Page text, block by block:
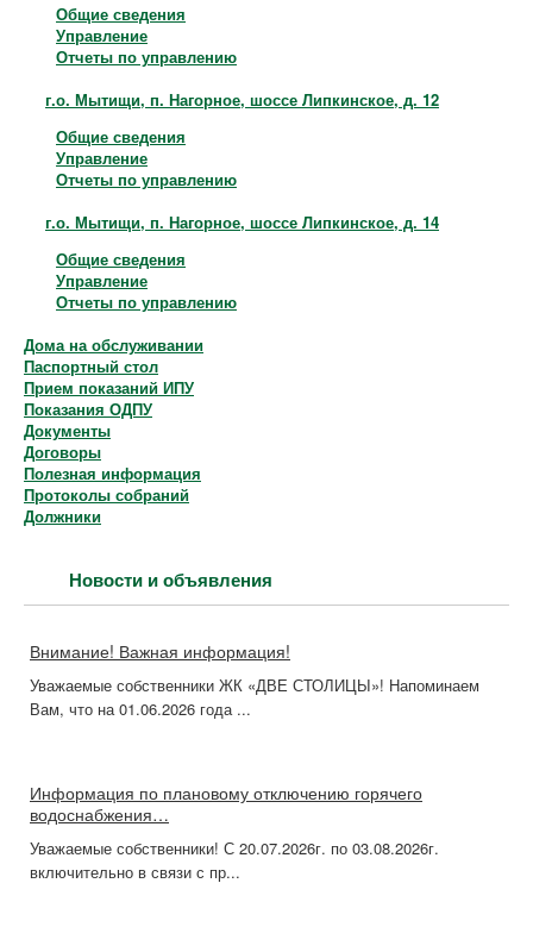
Общие сведения
Управление
Отчеты по управлению
г.о. Мытищи, п. Нагорное, шоссе Липкинское, д. 12
Общие сведения
Управление
Отчеты по управлению
г.о. Мытищи, п. Нагорное, шоссе Липкинское, д. 14
Общие сведения
Управление
Отчеты по управлению
Дома на обслуживании
Паспортный стол
Прием показаний ИПУ
Показания ОДПУ
Документы
Договоры
Полезная информация
Протоколы собраний
Должники
Новости и объявления
Внимание! Важная информация!
Уважаемые собственники ЖК «ДВЕ СТОЛИЦЫ»! Напоминаем
Вам, что на 01.06.2026 года ...
Информация по плановому отключению горячего
водоснабжения…
Уважаемые собственники! С 20.07.2026г. по 03.08.2026г.
включительно в связи с пр...